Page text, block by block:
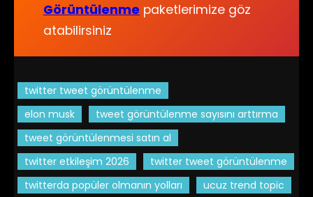
Görüntülenme paketlerimize göz
atabilirsiniz
twitter tweet görüntülenme
elon musk
tweet görüntülenme sayısını arttırma
tweet görüntülenmesi satın al
twitter etkileşim 2026
twitter tweet görüntülenme
twitterda popüler olmanın yolları
ucuz trend topic